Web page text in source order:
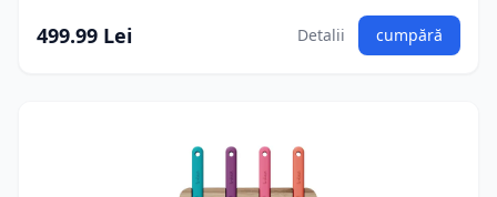
499.99 Lei Detalii cumpără